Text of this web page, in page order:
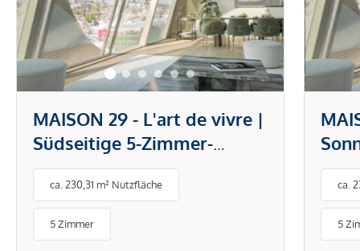
MAISON 29 - L'art de vivre |
Südseitige 5-Zimmer-
Maisonette mit
Dachterrasse und privatem
Liftausstieg! Blick über den
Prater!
ca. 230,31 m² Nutzfläche
5 Zimmer
den
ca.
5